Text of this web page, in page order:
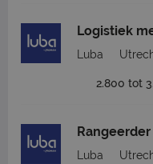
Logistiek
Luba
2.800 tot
Luba